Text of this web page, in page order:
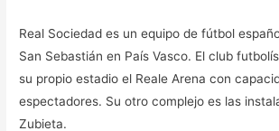
Real Sociedad es un equipo de fútbol
San Sebastián en País Vasco. El club
su propio estadio el Reale Arena con
espectadores. Su otro complejo es las
Zubieta.